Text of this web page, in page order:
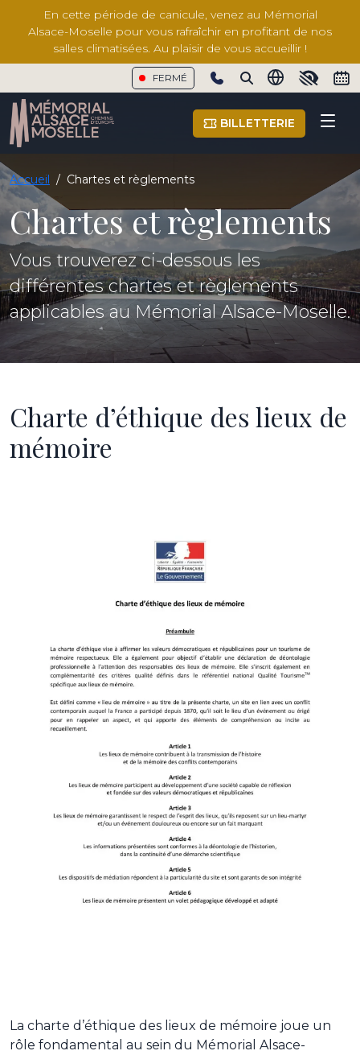
En cette période de canicule, venez au Mémorial
Alsace-Moselle pour vous rafraîchir en profitant de nos
salles climatisées. Au plaisir de vous accueillir !
FERMÉ
Show phone number
BILLETTERIE
Accueil / Chartes et règlements
Chartes et règlements
Vous trouverez ci-dessous les
différentes chartes et règlements
applicables au Mémorial Alsace-Moselle.
Charte d’éthique des lieux de
mémoire
La charte d’éthique des lieux de mémoire joue un
rôle fondamental au sein du Mémorial Alsace-